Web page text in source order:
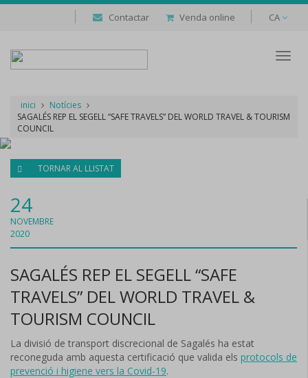
Contactar Venda online CA
inici
Notícies
SAGALÉS REP EL SEGELL “SAFE TRAVELS” DEL WORLD TRAVEL & TOURISM
COUNCIL
TORNAR AL LLISTAT
24
NOVEMBRE
2020
SAGALÉS REP EL SEGELL “SAFE
TRAVELS” DEL WORLD TRAVEL &
TOURISM COUNCIL
La divisió de transport discrecional de Sagalés ha estat
reconeguda amb aquesta certificació que valida els protocols de
prevenció i higiene vers la Covid-19.